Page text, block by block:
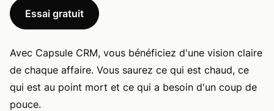
Essai gratuit
Avec Capsule CRM, vous bénéficiez d'une vision claire
de chaque affaire. Vous saurez ce qui est chaud, ce
qui est au point mort et ce qui a besoin d'un coup de
pouce.